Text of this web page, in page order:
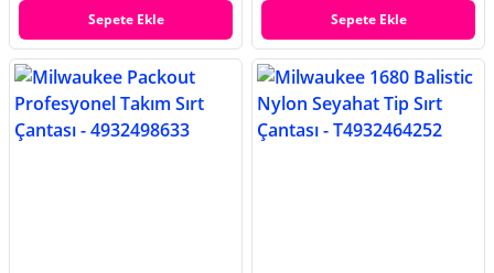
Sepete Ekle Sepete Ekle